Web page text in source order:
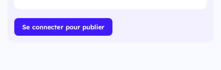
Se connecter pour publier